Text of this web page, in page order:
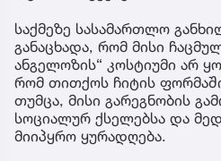
საქმეზე სასამართლო
განაცხადა, რომ მისი
ანგელოზის“ კოსტიუმი არ
რომ თითქოს ჩიტის
თუმცა, მისი გარეგნობის
სოციალურ ქსელებსა და
მიიპყრო ყურადღება.